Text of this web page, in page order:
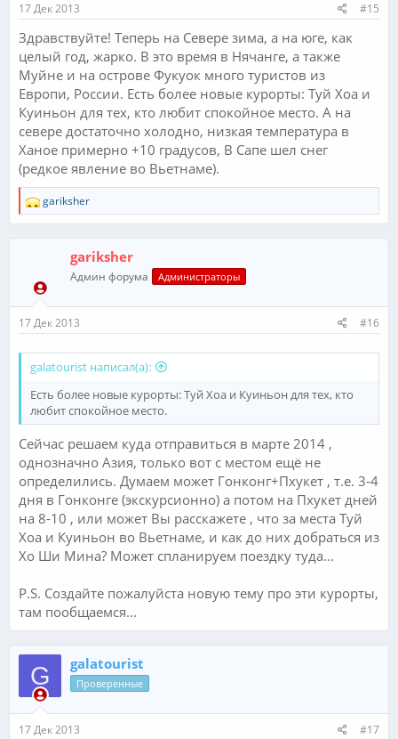
17 Дек 2013 #15
Здравствуйте! Теперь на Севере зима, а на юге, как
целый год, жарко. В это время в Нячанге, а также
Муйне и на острове Фукуок много туристов из
Европи, России. Есть более новые курорты: Туй Хоа и
Куиньон для тех, кто любит спокойное место. А на
севере достаточно холодно, низкая температура в
Ханое примерно +10 градусов, В Сапе шел снег
(редкое явление во Вьетнаме).
Р
е
а
к
и
:
gariksher
gariksher
Админ форума Администраторы
17 Дек 2013 #16
galatourist написал(а):
Есть более новые курорты: Туй Хоа и Куиньон для тех, кто
любит спокойное место.
Сейчас решаем куда отправиться в марте 2014 ,
однозначно Азия, только вот с местом ещё не
определились. Думаем может Гонконг+Пхукет , т.е. 3-4
дня в Гонконге (экскурсионно) а потом на Пхукет дней
на 8-10 , или может Вы расскажете , что за места Туй
Хоа и Куиньон во Вьетнаме, и как до них добраться из
Хо Ши Мина? Может спланируем поездку туда...
P.S. Создайте пожалуйста новую тему про эти курорты,
там пообщаемся...
G galatourist
Проверенные
17 Дек 2013 #17